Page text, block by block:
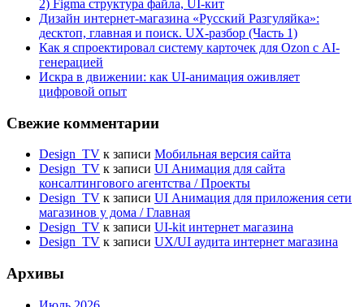
2) Figma структура файла, UI-кит
Дизайн интернет-магазина «Русский Разгуляйка»:
десктоп, главная и поиск. UX-разбор (Часть 1)
Как я спроектировал систему карточек для Ozon с AI-
генерацией
Искра в движении: как UI-анимация оживляет
цифровой опыт
Свежие комментарии
Design_TV к записи Мобильная версия сайта
Design_TV к записи UI Анимация для сайта
консалтингового агентства / Проекты
Design_TV к записи UI Анимация для приложения сети
магазинов у дома / Главная
Design_TV к записи UI-kit интернет магазина
Design_TV к записи UX/UI аудита интернет магазина
Архивы